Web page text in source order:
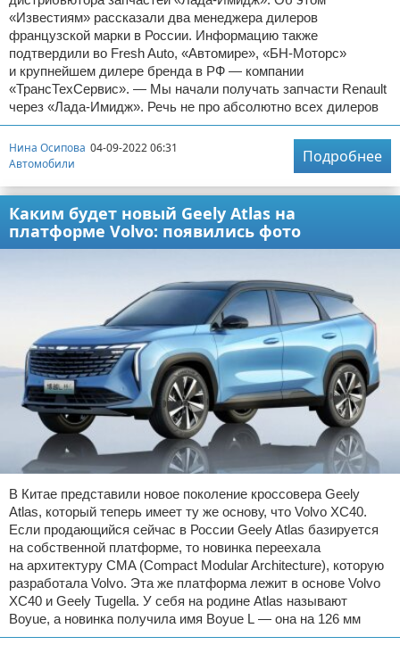
«Известиям» рассказали два менеджера дилеров
французской марки в России. Информацию также
подтвердили во Fresh Auto, «Автомире», «БН-Моторс»
и крупнейшем дилере бренда в РФ — компании
«ТрансТехСервис». — Мы начали получать запчасти Renault
через «Лада-Имидж». Речь не про абсолютно всех дилеров
Нина Осипова 04-09-2022 06:31
Автомобили
Подробнее
Каким будет новый Geely Atlas на
платформе Volvo: появились фото
В Китае представили новое поколение кроссовера Geely
Atlas, который теперь имеет ту же основу, что Volvo XC40.
Если продающийся сейчас в России Geely Atlas базируется
на собственной платформе, то новинка переехала
на архитектуру CMA (Compact Modular Architecture), которую
разработала Volvo. Эта же платформа лежит в основе Volvo
XC40 и Geely Tugella. У себя на родине Atlas называют
Boyue, а новинка получила имя Boyue L — она на 126 мм